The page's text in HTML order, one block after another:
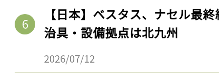
【日本】ベスタス、ナセル最
治具・設備拠点は北九州
2026/07/12